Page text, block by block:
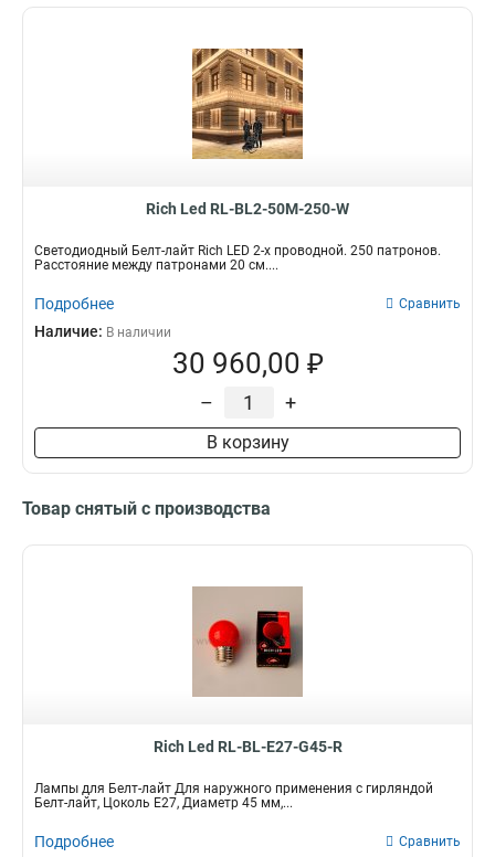
Rich Led RL-BL2-50M-250-W
Светодиодный Белт-лайт Rich LED 2-х проводной. 250 патронов.
Расстояние между патронами 20 см....
Подробнее Сравнить
Наличие: В наличии
30 960,00 ₽
– +
В корзину
Товар снятый с производства
Rich Led RL-BL-E27-G45-R
Лампы для Белт-лайт Для наружного применения с гирляндой
Белт-лайт, Цоколь Е27, Диаметр 45 мм,...
Подробнее Сравнить